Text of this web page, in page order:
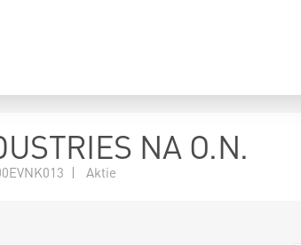
NA O.N.
| Aktie